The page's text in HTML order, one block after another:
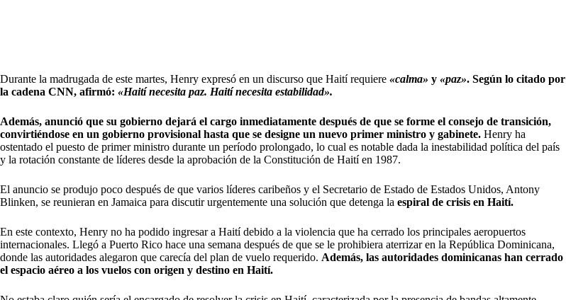
Durante la madrugada de este martes, Henry expresó en un discurso que Haití requiere «calma» y «paz». Según lo citado por
la cadena CNN, afirmó: «Haití necesita paz. Haití necesita estabilidad».
Además, anunció que su gobierno dejará el cargo inmediatamente después de que se forme el consejo de transición,
convirtiéndose en un gobierno provisional hasta que se designe un nuevo primer ministro y gabinete. Henry ha
ostentado el puesto de primer ministro durante un período prolongado, lo cual es notable dada la inestabilidad política del país
y la rotación constante de líderes desde la aprobación de la Constitución de Haití en 1987.
El anuncio se produjo poco después de que varios líderes caribeños y el Secretario de Estado de Estados Unidos, Antony
Blinken, se reunieran en Jamaica para discutir urgentemente una solución que detenga la espiral de crisis en Haití.
En este contexto, Henry no ha podido ingresar a Haití debido a la violencia que ha cerrado los principales aeropuertos
internacionales. Llegó a Puerto Rico hace una semana después de que se le prohibiera aterrizar en la República Dominicana,
donde las autoridades alegaron que carecía del plan de vuelo requerido. Además, las autoridades dominicanas han cerrado
el espacio aéreo a los vuelos con origen y destino en Haití.